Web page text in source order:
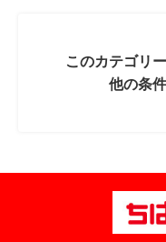
このカテゴリ
他の条